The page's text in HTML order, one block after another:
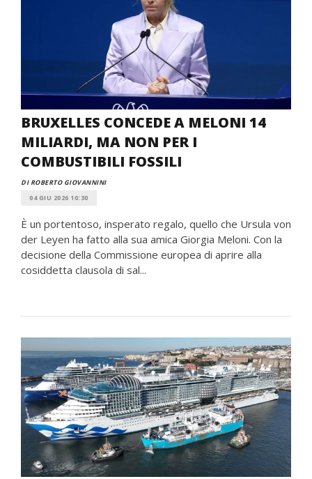
BRUXELLES CONCEDE A MELONI 14
MILIARDI, MA NON PER I
COMBUSTIBILI FOSSILI
DI ROBERTO GIOVANNINI
04 GIU 2026 10:30
È un portentoso, insperato regalo, quello che Ursula von
der Leyen ha fatto alla sua amica Giorgia Meloni. Con la
decisione della Commissione europea di aprire alla
cosiddetta clausola di sal...